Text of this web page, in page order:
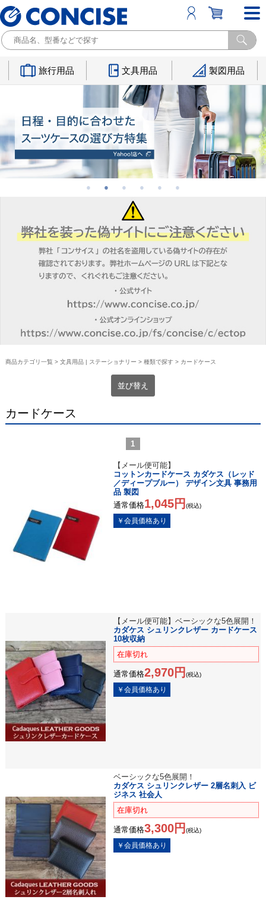
旅行用品 文具用品 製図用品
商品カテゴリ一覧 > 文具用品 | ステーショナリー > 種類で探す> カードケース
並び替え
カードケース
1
【メール便可能】
コットンカードケース カダケス（レッド
／ディープブルー） デザイン文具 事務用
品 製図
通常価格1,045円 (税込)
【メール便可能】ベーシックな5色展開！
カダケス シュリンクレザー カードケース
10枚収納
在庫切れ
通常価格2,970円 (税込)
ベーシックな5色展開！
カダケス シュリンクレザー 2層名刺入 ビ
ジネス 社会人
在庫切れ
通常価格3,300円 (税込)